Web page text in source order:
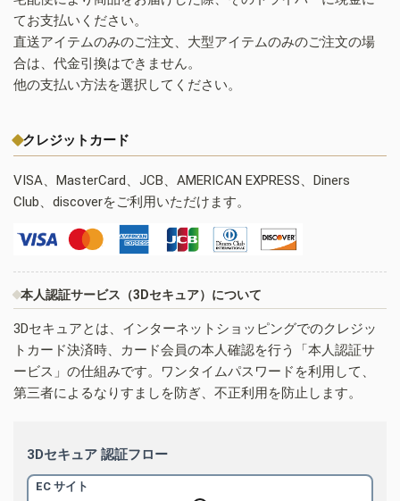
てお支払いください。
直送アイテムのみのご注文、大型アイテムのみのご注文の場
合は、代金引換はできません。
他の支払い方法を選択してください。
クレジットカード
VISA、MasterCard、JCB、AMERICAN EXPRESS、Diners
Club、discoverをご利用いただけます。
本人認証サービス（3Dセキュア）について
3Dセキュアとは、インターネットショッピングでのクレジッ
トカード決済時、カード会員の本人確認を行う「本人認証サ
ービス」の仕組みです。ワンタイムパスワードを利用して、
第三者によるなりすましを防ぎ、不正利用を防止します。
3Dセキュア 認証フロー
EC サイト